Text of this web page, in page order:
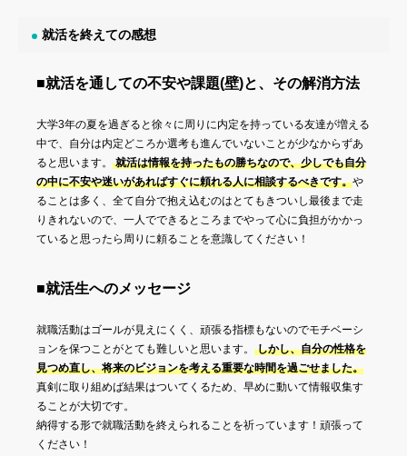
就活を終えての感想
■就活を通しての不安や課題(壁)と、その解消方法
大学3年の夏を過ぎると徐々に周りに内定を持っている友達が増える
中で、自分は内定どころか選考も進んでいないことが少なからずあ
ると思います。 就活は情報を持ったもの勝ちなので、少しでも自分
の中に不安や迷いがあればすぐに頼れる人に相談するべきです。や
ることは多く、全て自分で抱え込むのはとてもきついし最後まで走
りきれないので、一人でできるところまでやって心に負担がかかっ
ていると思ったら周りに頼ることを意識してください！
■就活生へのメッセージ
就職活動はゴールが見えにくく、頑張る指標もないのでモチベーシ
ョンを保つことがとても難しいと思います。 しかし、自分の性格を
見つめ直し、将来のビジョンを考える重要な時間を過ごせました。
真剣に取り組めば結果はついてくるため、早めに動いて情報収集す
ることが大切です。
納得する形で就職活動を終えられることを祈っています！頑張って
ください！